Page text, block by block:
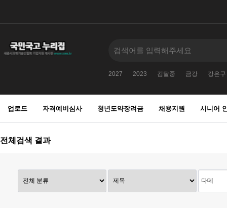
2027 2023 김달중 금강 강은구
업로드 자격예비심사 청년도약장려금 채용지원 시니어
전체검색 결과